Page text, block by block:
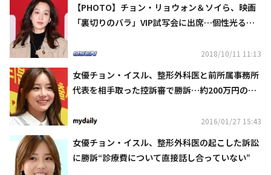
【PHOTO】チョン・リョウォン＆ソイら、映画
「裏切りのバラ」VIP試写会に出席…個性光る秋
2018/10/11 11:13
女優チョン・イスル、整形外科医と前所属事務所
代表を相手取った控訴審で勝訴…約200万円の支
2016/01/27 15:43
女優チョン・イスル、整形外科医の起こした訴訟
に勝訴“診療費について直接話し合っていない”